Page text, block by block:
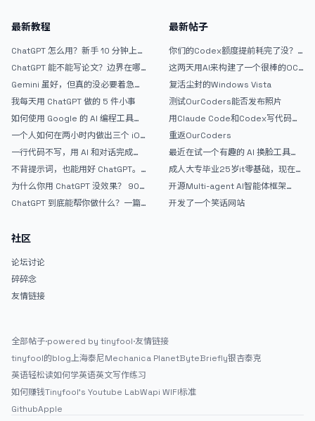
最新教程
ChatGPT 怎么用？新手 10 分钟上手
ChatGPT 能不能写论文？边界在哪
Gemini 虽好，但真的没必要着急放
弃 ChatGPT
我每天用 ChatGPT 做的 5 件小事
如何使用 Google 的 AI 编程工具
AntiGravity：独立开发者的新时代
武器
一个人如何在两小时内做出三个 iOS
APP？｜AntiGravity + Gemini 3 实
战完整记录
一行代码不写，用 AI 和对话完成一
个完整网站：《图书天堂》实战记录
不背提示词，也能用好 ChatGPT。
一个万能提问模板
为什么你用 ChatGPT 没效果？ 90%
的人第一步就问错了
ChatGPT 到底能帮你做什么？一篇
最新帖子
你们的Codex额度提前耗完了没？
戒断反应如何？
这两天用AI来构建了一个很棒的OC
论坛精华区
复活尘封的Windows Vista
测试OurCoders能否发布照片
用Claude Code和Codex写代码真
的爽，但是App怎么挣钱还是很难啊
重返OurCoders
最近在试一个有趣的 AI 换脸工具，
效果挺不错
成人大专毕业25岁it零基础，现在想
考软件设计师，有什么好的建议吗，
谢谢！
开源Multi-agent AI智能体框架
aevatar.ai，欢迎大家贡献代码
开发了一个笑话网站
社区
论坛讨论
碎碎念
友情链接
全部帖子·powered by tinyfool·友情链接
tinyfool的blog上海泰尼Mechanica PlanetByteBriefly银杏泰克
英语轻松读如何学英语英文写作练习
如何赚钱Tinyfool's Youtube LabWapi WIFI标准
GithubApple